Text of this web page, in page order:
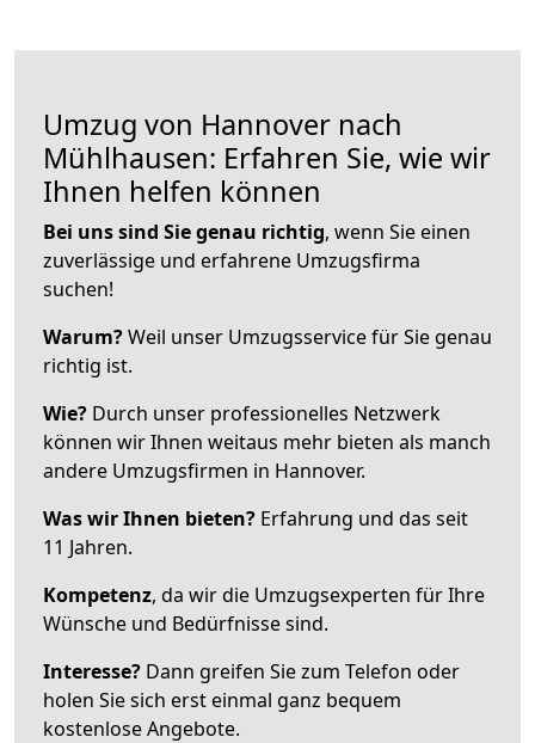
Umzug von Hannover nach
Mühlhausen: Erfahren Sie, wie wir
Ihnen helfen können
Bei uns sind Sie genau richtig, wenn Sie einen
zuverlässige und erfahrene Umzugsfirma
suchen!
Warum?Weil unser Umzugsservice für Sie genau
richtig ist.
Wie? Durch unser professionelles Netzwerk
können wir Ihnen weitaus mehr bieten als manch
andere Umzugsfirmen in Hannover.
Was wir Ihnen bieten? Erfahrung und das seit
11 Jahren.
Kompetenz, da wir die Umzugsexperten für Ihre
Wünsche und Bedürfnisse sind.
Interesse? Dann greifen Sie zum Telefon oder
holen Sie sich erst einmal ganz bequem
kostenlose Angebote.